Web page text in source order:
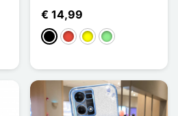
€ 14,99
ZwartRoodGeelLichtgroen